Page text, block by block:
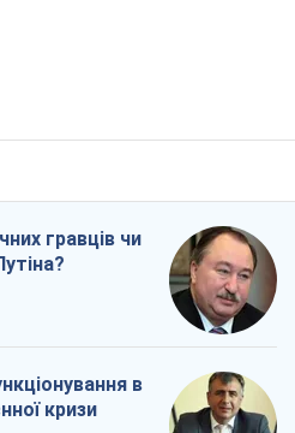
гравців чи
в
кризи